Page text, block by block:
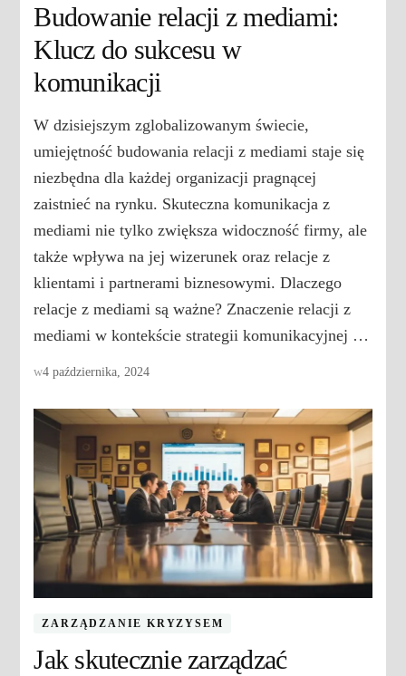
Budowanie relacji z mediami:
Klucz do sukcesu w
komunikacji
W dzisiejszym zglobalizowanym świecie,
umiejętność budowania relacji z mediami staje się
niezbędna dla każdej organizacji pragnącej
zaistnieć na rynku. Skuteczna komunikacja z
mediami nie tylko zwiększa widoczność firmy, ale
także wpływa na jej wizerunek oraz relacje z
klientami i partnerami biznesowymi. Dlaczego
relacje z mediami są ważne? Znaczenie relacji z
mediami w kontekście strategii komunikacyjnej …
w4 października, 2024
ZARZĄDZANIE KRYZYSEM
Jak skutecznie zarządzać